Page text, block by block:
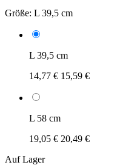
Größe: L 39,5 cm
L 39,5 cm
14,77 € 15,59 €
L 58 cm
19,05 € 20,49 €
Auf Lager